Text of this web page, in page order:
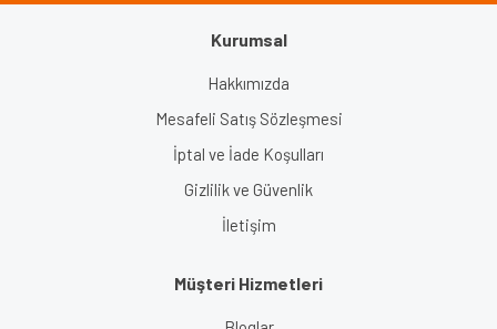
Kurumsal
Hakkımızda
Mesafeli Satış Sözleşmesi
İptal ve İade Koşulları
Gizlilik ve Güvenlik
İletişim
Müşteri Hizmetleri